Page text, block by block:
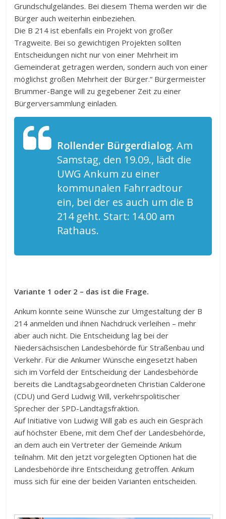
Grundschulgeländes. Bei diesem Thema werden wir die
Bürger auch weiterhin einbeziehen.
Die B 214 ist ebenfalls ein Projekt von großer
Tragweite. Bei so gewichtigen Projekten sollten
Entscheidungen nicht nur von einer Mehrheit im
Gemeinderat getragen werden, sondern auch von einer
möglichst großen Mehrheit der Bürger.“ Bürgermeister
Brummer-Bange will zu gegebener Zeit zu einer
Bürgerversammlung einladen.
Rollender Bürgerdialog.Am
Samstag, den 19.09., lädt die
UWG Ankum zu einer
kommunalen Fahrradtour
ein, bei der es auch um die B
214 geht. Start: 14.00 am
Rathaus.
Variante 1 oder 2 – das ist die Frage.
Ankum konnte seine Wünsche zur Umgestaltung der B
214 anmelden und ihnen Nachdruck verleihen – mehr
aber auch nicht. Die Entscheidung lag bei der
Niedersächsischen Landesbehörde für Straßenbau und
Verkehr. Für die Ankumer Wünsche eingesetzt haben
sich im Vorfeld der Entscheidung der Landesbehörde
bereits die Landtagsabgeordneten Christian Calderone
(CDU) und Gerd Ludwig Will, verkehrspolitischer
Sprecher der SPD-Landtagsfraktion.
Auf Initiative von Ludwig Will gab es auch ein Gespräch
auf höchster Ebene, mit dem Chef der Landesbehörde,
an dem auch ein Vertreter der Gemeinde Ankum
teilnahm. Mit den jetzt vorgelegten Optionen hat die
Landesbehörde ihre Entscheidung getroffen. Ankum
muss sich für eine der beiden Varianten entscheiden.